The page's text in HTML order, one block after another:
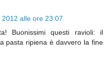
2012 alle ore 23:07
Buonissimi questi ravioli: il
pasta ripiena è davvero la fine